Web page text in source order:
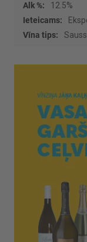
12.5%
Sauss